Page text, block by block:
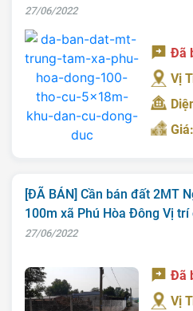
27/06/2022
Đã
Vị
Giá:
[ĐÃ BÁN] Cần bán đất 2MT
100m xã Phú Hòa Đông Vị
27/06/2022
Đã
Vị